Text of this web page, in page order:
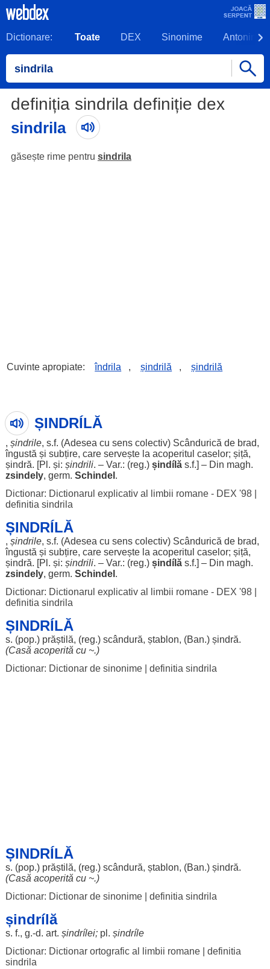
Dictionare: Toate DEX Sinonime Antonime
definiția sindrila definiție dex
sindrila
găsește rime pentru sindrila
Cuvinte apropiate: îndrila , șindrilă , șindrilă
ȘINDRÍLĂ
, șindrile, s.f. (Adesea cu sens colectiv) Scândurică de brad,
îngustă și subțire, care serveștela acoperitul caselor; șiță,
șindră. [Pl. și: șindrili. – Var.: (reg.) șindílăs.f.] – Din magh.
zsindely, germ. Schindel .
Dictionar: Dictionarul explicativ al limbii romane - DEX '98|
definitia sindrila
ȘINDRÍLĂ
, șindrile, s.f. (Adesea cu sens colectiv) Scândurică de brad,
îngustă și subțire, care serveștela acoperitul caselor; șiță,
șindră. [Pl. și: șindrili. – Var.: (reg.) șindílăs.f.] – Din magh.
zsindely, germ. Schindel .
Dictionar: Dictionarul explicativ al limbii romane - DEX '98|
definitia sindrila
ȘINDRÍLĂ
s. (pop.) prăștilă, (reg.) scândură, ștablon, (Ban.) șindră.
(Casă acoperită cu ~.)
Dictionar: Dictionar de sinonime| definitia sindrila
ȘINDRÍLĂ
s. (pop.) prăștilă, (reg.) scândură, ștablon, (Ban.) șindră.
(Casă acoperită cu ~.)
Dictionar: Dictionar de sinonime| definitia sindrila
șindrílă
s. f., g.-d. art. șindrílei;pl. șindríle
Dictionar: Dictionar ortografic al limbii romane| definitia
sindrila